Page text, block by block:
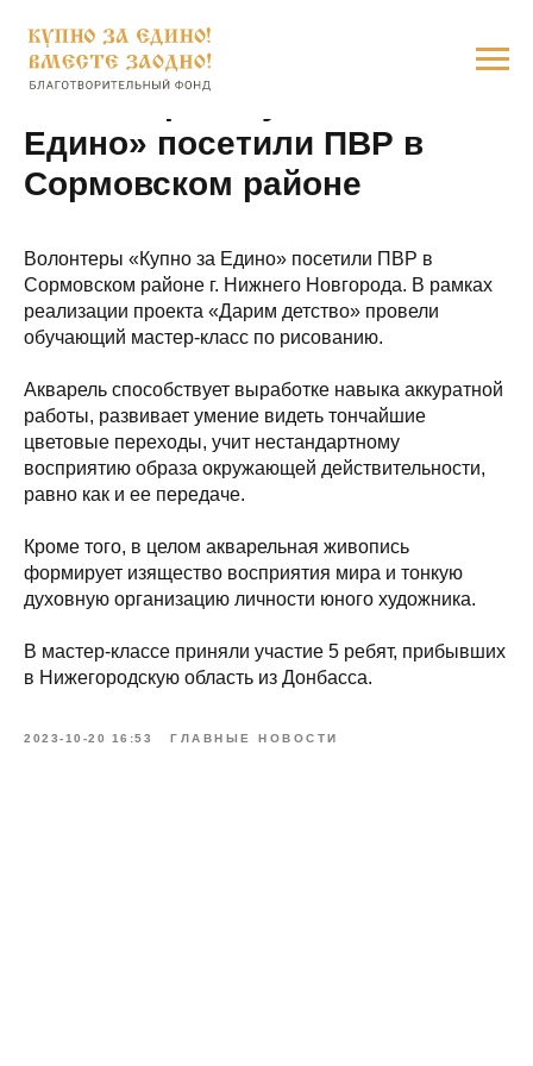
Волонтеры «Купно за
Едино» посетили ПВР в
Сормовском районе
Волонтеры «Купно за Едино» посетили ПВР в
Сормовском районе г. Нижнего Новгорода. В рамках
реализации проекта «Дарим детство» провели
обучающий мастер-класс по рисованию.
Акварель способствует выработке навыка аккуратной
работы, развивает умение видеть тончайшие
цветовые переходы, учит нестандартному
восприятию образа окружающей действительности,
равно как и ее передаче.
Кроме того, в целом акварельная живопись
формирует изящество восприятия мира и тонкую
духовную организацию личности юного художника.
В мастер-классе приняли участие 5 ребят, прибывших
в Нижегородскую область из Донбасса.
2023-10-20 16:53 ГЛАВНЫЕ НОВОСТИ